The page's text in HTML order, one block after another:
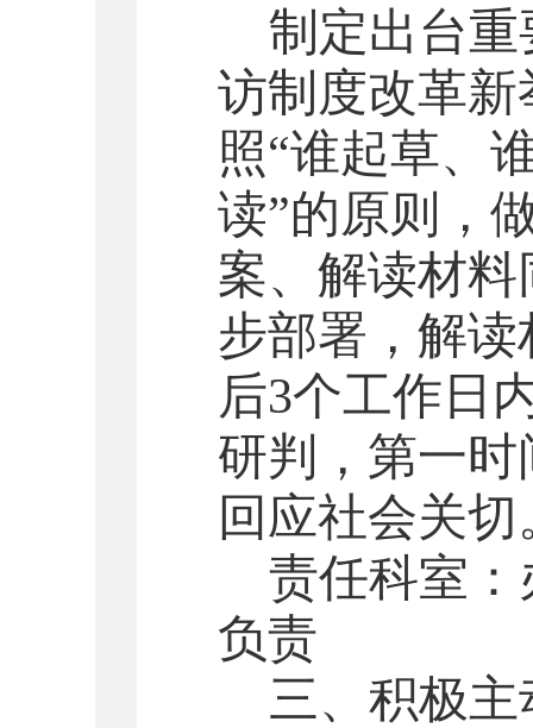
制定出台
访制度改革
照“谁起草、
读”的原则，
案、解读材
步部署，解
后3个工作日
研判，第一
回应社会关切
责任科室
负责
三、积极